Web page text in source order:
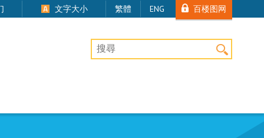
文字大小 繁體 ENG 百楼图网
桌上版网站搜寻